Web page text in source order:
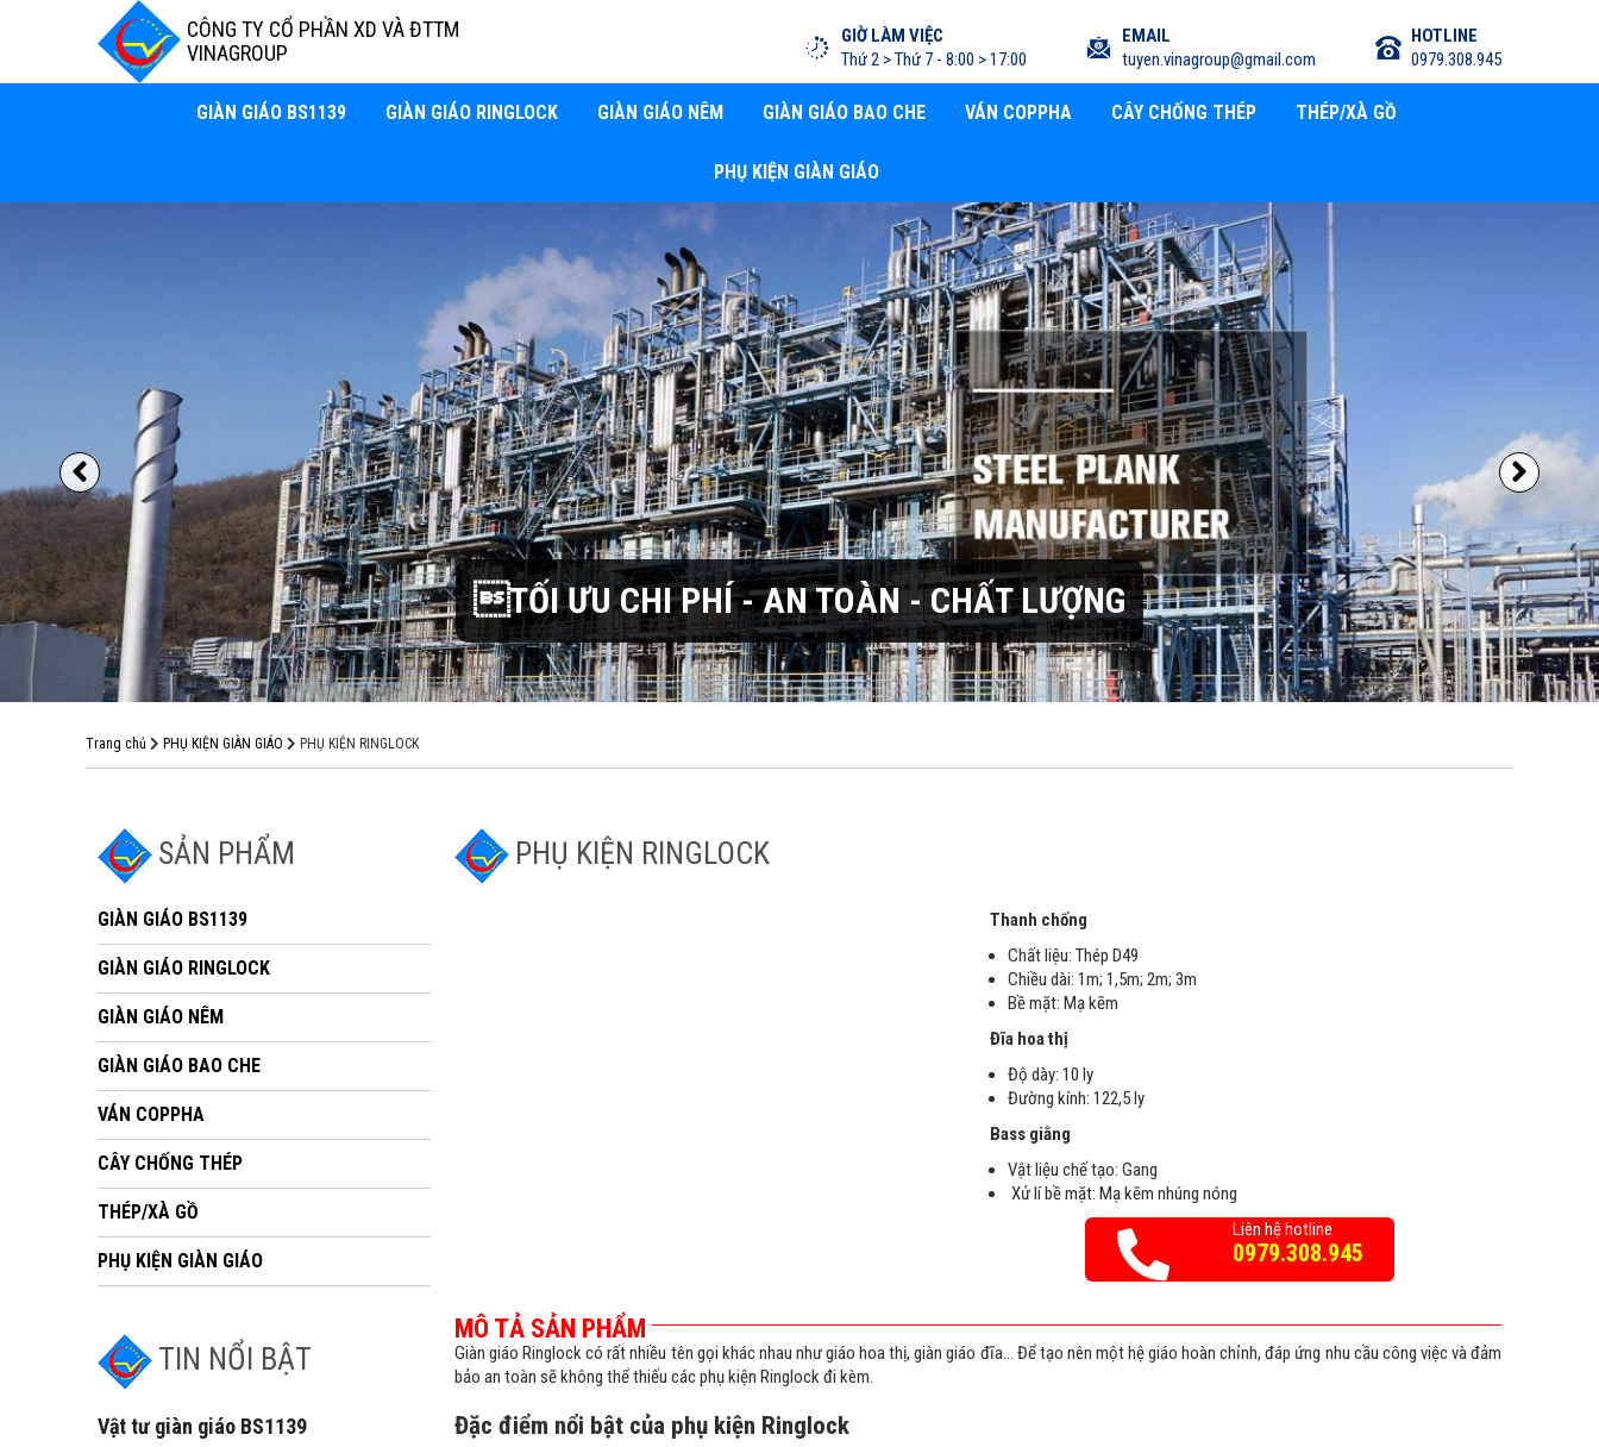
CÔNG TY CỔ PHẦN XD VÀ ĐTTM
VINAGROUP
GIỜ LÀM VIỆC
Thứ 2 > Thứ 7 - 8:00 > 17:00
EMAIL
tuyen.vinagroup@gmail.com
HOTLINE
0979.308.945
GIÀN GIÁO BS1139 GIÀN GIÁO RINGLOCK GIÀN GIÁO NÊM GIÀN GIÁO BAO CHE VÁN COPPHA CÂY CHỐNG THÉP THÉP/XÀ GỒ
PHỤ KIỆN GIÀN GIÁO
TỐI ƯU CHI PHÍ - AN TOÀN - CHẤT LƯỢNG
Previous Next
Trang chủ PHỤ KIỆN GIÀN GIÁO PHỤ KIỆN RINGLOCK
SẢN PHẨM
GIÀN GIÁO BS1139
GIÀN GIÁO RINGLOCK
GIÀN GIÁO NÊM
GIÀN GIÁO BAO CHE
VÁN COPPHA
CÂY CHỐNG THÉP
THÉP/XÀ GỒ
PHỤ KIỆN GIÀN GIÁO
TIN NỔI BẬT
Vật tư giàn giáo BS1139
PHỤ KIỆN RINGLOCK
Thanh chống
Chất liệu: Thép D49
Chiều dài: 1m; 1,5m; 2m; 3m
Bề mặt: Mạ kẽm
Đĩa hoa thị
Độ dày: 10 ly
Đường kính: 122,5 ly
Bass giằng
Vật liệu chế tạo: Gang
Xử lí bề mặt: Mạ kẽm nhúng nóng
Liên hệ hotline
0979.308.945
MÔ TẢ SẢN PHẨM
Giàn giáo Ringlock có rất nhiều tên gọi khác nhau như giáo hoa thị, giàn giáo đĩa… Để tạo nên một hệ giáo hoàn chỉnh, đáp ứng nhu cầu công việc và đảm
bảo an toàn sẽ không thể thiếu các phụ kiện Ringlock đi kèm.
Đặc điểm nổi bật của phụ kiện Ringlock